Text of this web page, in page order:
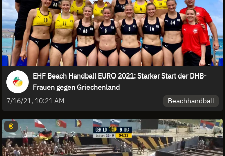
EHF Beach Handball EURO 2021: Starker Start der DHB-
Frauen gegen Griechenland
7/16/21, 10:21 AM
Beachhandball
€